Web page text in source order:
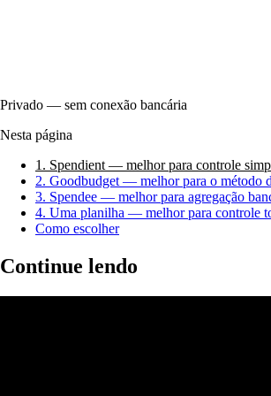
Privado — sem conexão bancária
Nesta página
1. Spendient — melhor para controle
2. Goodbudget — melhor para o método
3. Spendee — melhor para agregação
4. Uma planilha — melhor para controle
Como escolher
Continue lendo